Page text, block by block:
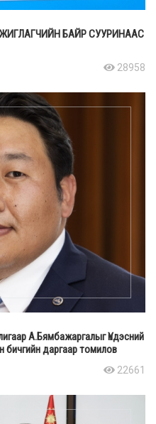
БАЙР СУУРИНААС
28958
А.Бямбажаргалыг Үндэсний
бичгийн даргаар томилов
22661